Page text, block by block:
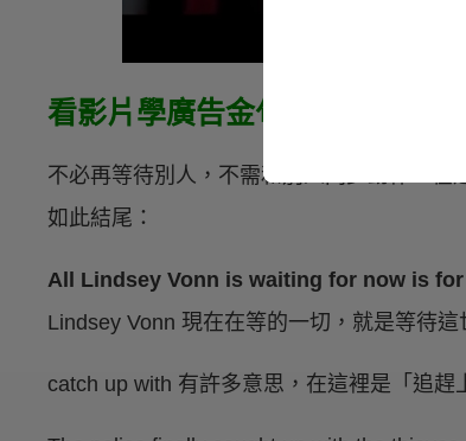
看影片學廣告金句
不必再等待別人，不需和別人同步動作，在
如此結尾：
All Lindsey Vonn is waiting for now is
Lindsey Vonn 現在在等的一切，就是等待這
catch up with 有許多意思，在這裡是「追趕